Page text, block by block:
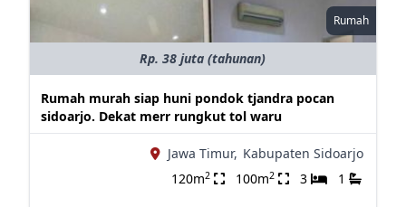
Rumah
Rp. 38 juta (tahunan)
Rumah murah siap huni pondok tjandra pocan
sidoarjo. Dekat merr rungkut tol waru
Jawa Timur, Kabupaten Sidoarjo
120m2 100m2 3 1